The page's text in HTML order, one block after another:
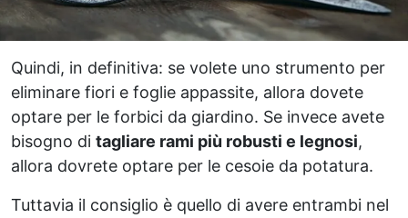
Quindi, in definitiva: se volete uno strumento per
eliminare fiori e foglie appassite, allora dovete
optare per le forbici da giardino. Se invece avete
bisogno di tagliare rami più robusti e legnosi,
allora dovrete optare per le cesoie da potatura.
Tuttavia il consiglio è quello di avere entrambi nel